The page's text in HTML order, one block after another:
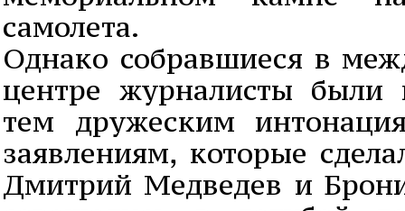
самолета.
Однако собравшиеся в
центре журналисты были
тем дружеским
заявлениям, которые
Дмитрий Медведев и